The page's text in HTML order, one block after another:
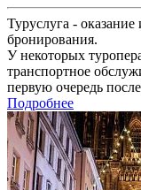
Туруслуга -
бронирования.
У некоторых
транспортное
первую очередь
Подробнее